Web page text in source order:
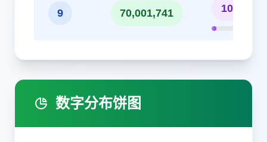
9 70,001,741 10.00%
数字分布饼图